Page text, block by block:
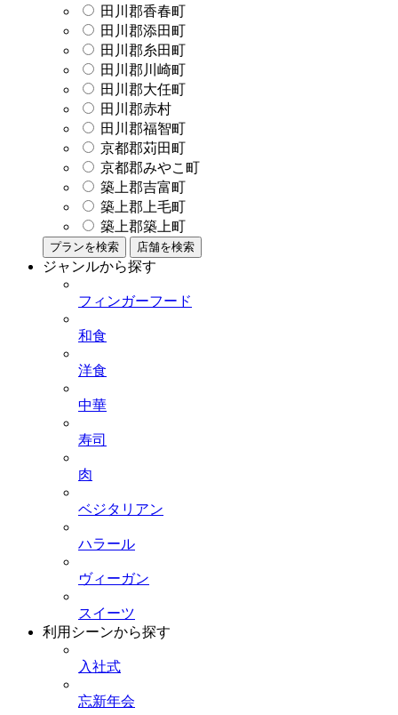
田川郡香春町
田川郡添田町
田川郡糸田町
田川郡川崎町
田川郡大任町
田川郡赤村
田川郡福智町
京都郡苅田町
京都郡みやこ町
築上郡吉富町
築上郡上毛町
築上郡築上町
プランを検索 店舗を検索
ジャンルから探す
フィンガーフード
和食
洋食
中華
寿司
肉
ベジタリアン
ハラール
ヴィーガン
スイーツ
利用シーンから探す
入社式
忘新年会